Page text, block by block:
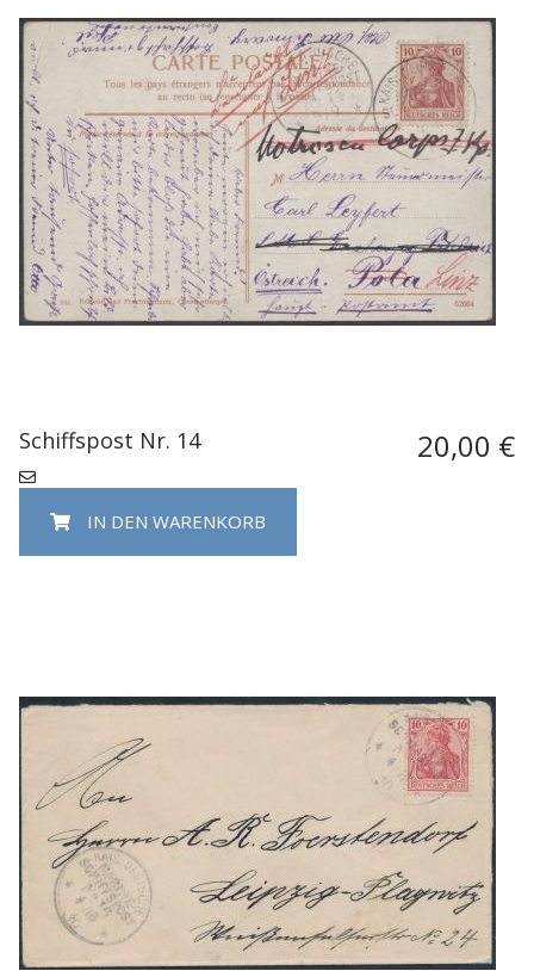
Schiffspost Nr. 14 20,00 €
IN DEN WARENKORB